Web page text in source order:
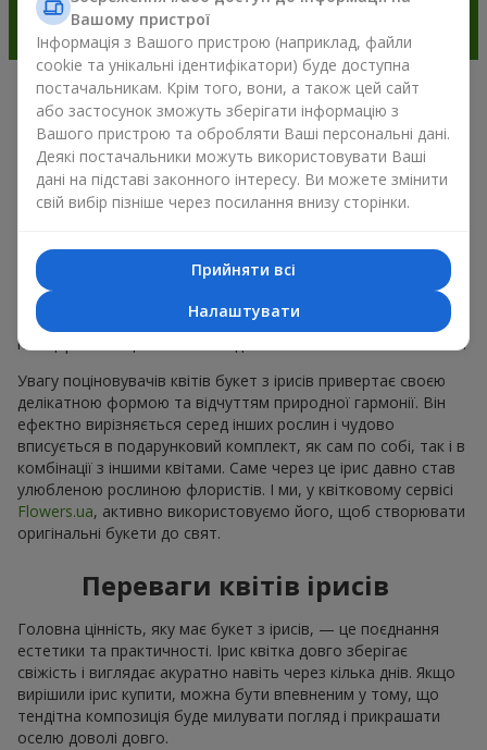
Чарівність ірисів у сучасній
флористиці м. Герца
Букет з ірисів — це універсальний вибір для подарунка до
будь-якого приводу. Адже він поєднує природну симетрію
Сьогодні букет з ірисів обирають ті, хто хоче подарувати
щось елегантне, але водночас стримане. Така композиція
для настрою виглядає свіжо та незвично. А ще букет з
ірисів створює романтичний настрій і дозволяє передати
найщиріші емоції близькій людині без зайвих слів і пояснень.
Увагу поціновувачів квітів букет з ірисів привертає своєю
делікатною формою та відчуттям природної гармонії. Він
ефектно вирізняється серед інших рослин і чудово
вписується в подарунковий комплект, як сам по собі, так і в
комбінації з іншими квітами. Саме через це ірис давно став
улюбленою рослиною флористів. І ми, у квітковому сервісі
Flowers.ua, активно використовуємо його, щоб створювати
оригінальні букети до свят.
Переваги квітів ірисів
Головна цінність, яку має букет з ірисів, — це поєднання
естетики та практичності. Ірис квітка довго зберігає
свіжість і виглядає акуратно навіть через кілька днів. Якщо
вирішили ірис купити, можна бути впевненим у тому, що
тендітна композиція буде милувати погляд і прикрашати
оселю доволі довго.
Вашому пристрої
Інформація з Вашого пристрою (наприклад, файли
cookie та унікальні ідентифікатори) буде доступна
постачальникам. Крім того, вони, а також цей сайт
або застосунок зможуть зберігати інформацію з
Вашого пристрою та обробляти Ваші персональні дані.
Деякі постачальники можуть використовувати Ваші
дані на підставі законного інтересу. Ви можете змінити
свій вибір пізніше через посилання внизу сторінки.
Прийняти всі
Налаштувати